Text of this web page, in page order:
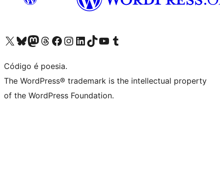
Acessar nossa conta do X (antigo Twitter)
Acessar nossa conta do Bluesky
Acessar nossa conta do Mastodon
Acessar nossa conta do Threads
Acessar nossa página do Facebook
Acessar nossa conta do Instagram
Acessar nossa conta do LinkedIn
Acessar nossa conta do TikTok
Acessar nosso canal do YouTube
Acessar nossa conta no Tumblr
Código é poesia.
The WordPress® trademark is the intellectual property
of the WordPress Foundation.